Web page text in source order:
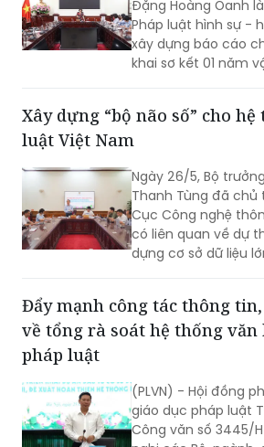
Đặng Hoàng Oanh
Pháp luật hình sự -
xây dựng báo cáo
khai sơ kết 01 năm
Xây dựng “bộ não số” cho
luật Việt Nam
Ngày 26/5, Bộ
Thanh Tùng đã chủ
Cục Công nghệ
có liên quan về dự
dựng cơ sở dữ liệu
chức thi hành pháp
Đẩy mạnh công tác thông
về tổng rà soát hệ thống văn
pháp luật
(PLVN) - Hội đồng
giáo dục pháp luật
Công văn số 3445/